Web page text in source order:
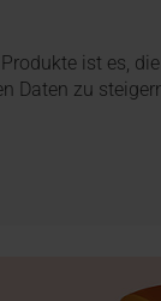
ist es,
Daten zu